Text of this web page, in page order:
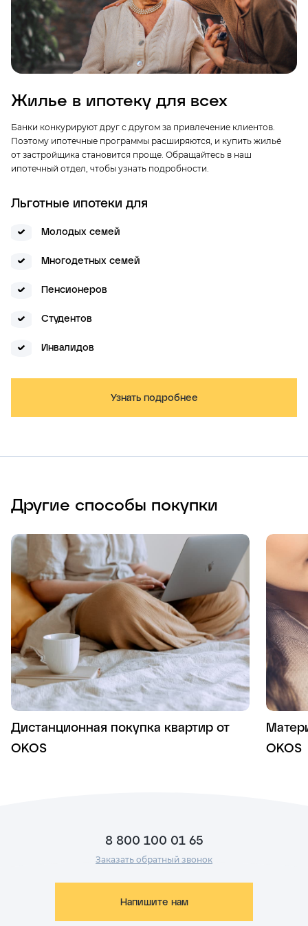
Жилье в ипотеку для всех
Банки конкурируют друг с другом за привлечение клиентов.
Поэтому ипотечные программы расширяются, и купить жильё
от застройщика становится проще. Обращайтесь в наш
ипотечный отдел, чтобы узнать подробности.
Льготные ипотеки для
Молодых семей
Многодетных семей
Пенсионеров
Студентов
Инвалидов
Узнать подробнее
Другие способы покупки
Дистанционная покупка квартир от
OKOS
OKOS
8 800 100 01 65
Заказать обратный звонок
Напишите нам